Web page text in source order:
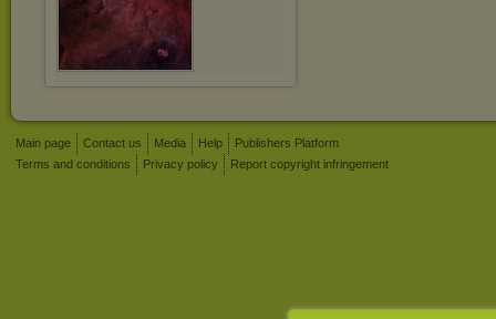
Main page Contact us Media Help
Publishers Platform
Terms and conditions
Privacy policy Report copyright infringement